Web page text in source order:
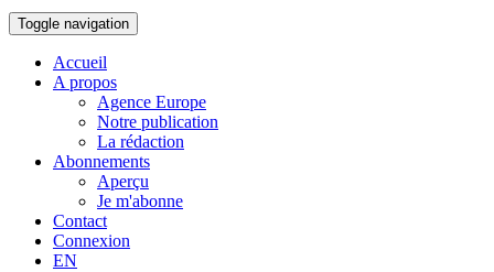
Toggle navigation
Accueil
A propos
Agence Europe
Notre publication
La rédaction
Abonnements
Aperçu
Je m'abonne
Contact
Connexion
EN